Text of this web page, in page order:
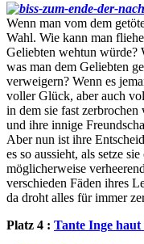
Wenn man vom dem
Wahl. Wie kann man
Geliebten wehtun würde?
was man dem Geliebten
verweigern? Wenn es
voller Glück, aber auch
in dem sie fast
und ihre innige
Aber nun ist ihre
es so aussieht, als setze
möglicherweise
verschieden Fäden ihres
da droht alles für immer
Platz 4 : Tante Inge